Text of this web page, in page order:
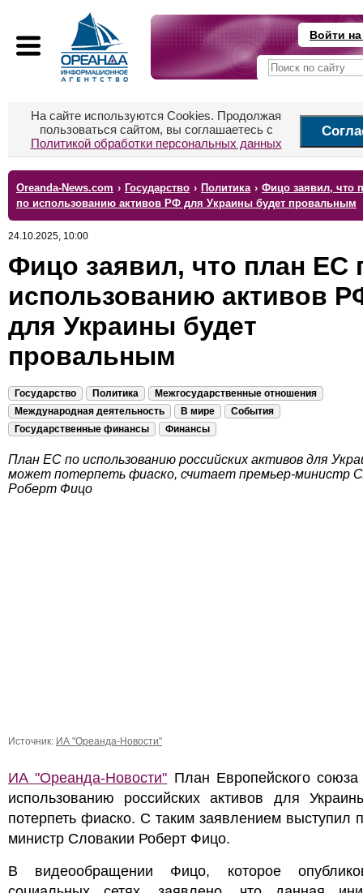
Войти
На сайте используются Cookies. Продолжая
пользоваться сайтом, вы соглашаетесь с
Политикой обработки персональных данных
Oreanda-News.com › Государство › Политика › Фицо заявил, что
по использованию активов РФ для Украины будет провальным
24.10.2025, 10:00
Фицо заявил, что план ЕС
использованию активов
для Украины будет
провальным
Государство Политика
Межгосударственные отношения
Международная деятельность
В мире
События
Государственные финансы
Финансы
План ЕС по использованию российских активов для
может потерпеть фиаско, считает премьер-министр
Роберт Фицо
Источник: ИА "Ореанда-Новости"
ИА "Ореанда-Новости" План Европейского
использованию российских активов для
потерпеть фиаско. С таким заявлением выступил
министр Словакии Роберт Фицо.
В видеообращении Фицо, которое